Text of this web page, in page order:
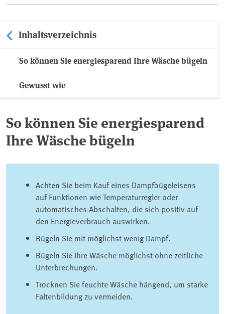
Inhaltsverzeichnis
So können Sie energiesparend Ihre Wäsche bügeln
Gewusst wie
So können Sie energiesparend
Ihre Wäsche bügeln
Achten Sie beim Kauf eines Dampfbügeleisens
auf Funktionen wie Temperaturregler oder
automatisches Abschalten, die sich positiv auf
den Energieverbrauch auswirken.
Bügeln Sie mit möglichst wenig Dampf.
Bügeln Sie Ihre Wäsche möglichst ohne zeitliche
Unterbrechungen.
Trocknen Sie feuchte Wäsche hängend, um starke
Faltenbildung zu vermeiden.